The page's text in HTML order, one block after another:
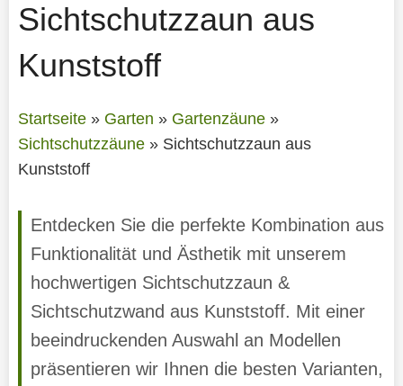
Sichtschutzzaun aus
Kunststoff
Startseite» Garten » Gartenzäune»
Sichtschutzzäune» Sichtschutzzaun aus
Kunststoff
Entdecken Sie die perfekte Kombination aus
Funktionalität und Ästhetik mit unserem
hochwertigen Sichtschutzzaun &
Sichtschutzwand aus Kunststoff. Mit einer
beeindruckenden Auswahl an Modellen
präsentieren wir Ihnen die besten Varianten,